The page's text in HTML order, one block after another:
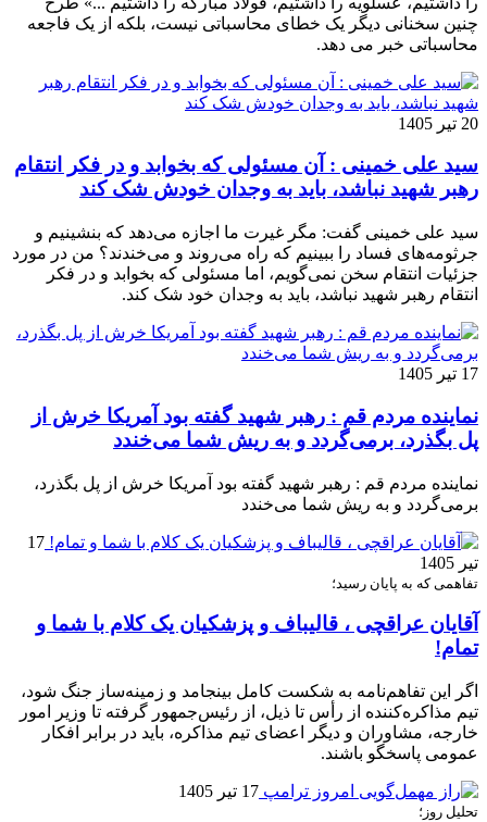
چنین سخنانی دیگر یک خطای محاسباتی نیست، بلکه از یک فاجعه
محاسباتی خبر می دهد.
20 تیر 1405
سید علی خمینی : آن مسئولی که بخوابد و در فکر انتقام
رهبر شهید نباشد، باید به وجدان خودش شک کند
سید علی خمینی گفت: مگر غیرت ما اجازه می‌دهد که بنشینیم و
جرثومه‌های فساد را ببینیم که راه می‌روند و می‌خندند؟ من در مورد
جزئیات انتقام سخن نمی‌گویم، اما مسئولی که بخوابد و در فکر
انتقام رهبر شهید نباشد، باید به وجدان خود شک کند.
17 تیر 1405
نماینده مردم قم : رهبر شهید گفته بود آمریکا خرش از
پل بگذرد، برمی‌گردد و به ریش شما می‌خندد
نماینده مردم قم : رهبر شهید گفته بود آمریکا خرش از پل بگذرد،
برمی‌گردد و به ریش شما می‌خندد
17
تیر 1405
تفاهمی که به پایان رسید؛
آقایان عراقچی ، قالیباف و پزشکیان یک کلام با شما و
تمام!
اگر این تفاهم‌نامه به شکست کامل بینجامد و زمینه‌ساز جنگ شود،
تیم مذاکره‌کننده از رأس تا ذیل، از رئیس‌جمهور گرفته تا وزیر امور
خارجه، مشاوران و دیگر اعضای تیم مذاکره، باید در برابر افکار
عمومی پاسخگو باشند.
17 تیر 1405
تحلیل روز؛